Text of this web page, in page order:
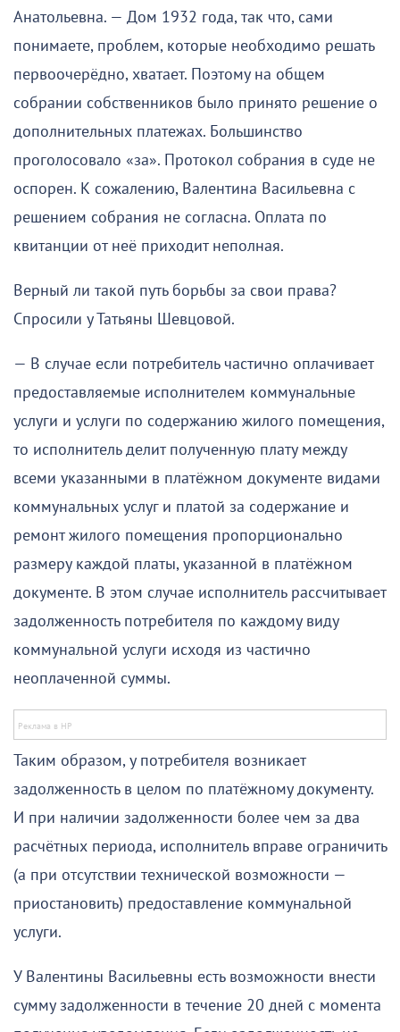
Анатольевна. — Дом 1932 года, так что, сами
понимаете, проблем, которые необходимо решать
первоочерёдно, хватает. Поэтому на общем
собрании собственников было принято решение о
дополнительных платежах. Большинство
проголосовало «за». Протокол собрания в суде не
оспорен. К сожалению, Валентина Васильевна с
решением собрания не согласна. Оплата по
квитанции от неё приходит неполная.
Верный ли такой путь борьбы за свои права?
Спросили у Татьяны Шевцовой.
— В случае если потребитель частично оплачивает
предоставляемые исполнителем коммунальные
услуги и услуги по содержанию жилого помещения,
то исполнитель делит полученную плату между
всеми указанными в платёжном документе видами
коммунальных услуг и платой за содержание и
ремонт жилого помещения пропорционально
размеру каждой платы, указанной в платёжном
документе. В этом случае исполнитель рассчитывает
задолженность потребителя по каждому виду
коммунальной услуги исходя из частично
неоплаченной суммы.
Таким образом, у потребителя возникает
задолженность в целом по платёжному документу.
И при наличии задолженности более чем за два
расчётных периода, исполнитель вправе ограничить
(а при отсутствии технической возможности —
приостановить) предоставление коммунальной
услуги.
У Валентины Васильевны есть возможности внести
сумму задолженности в течение 20 дней с момента